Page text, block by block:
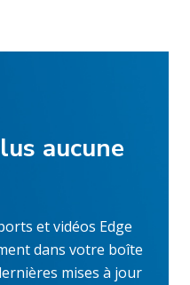
aucune
et vidéos Edge
dans votre boîte
mises à jour